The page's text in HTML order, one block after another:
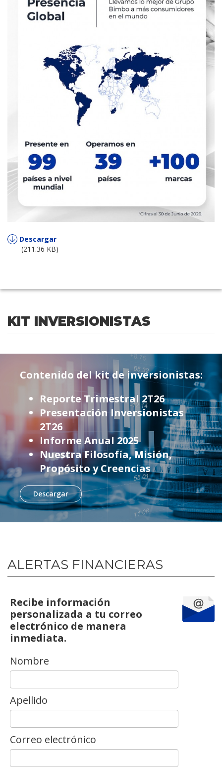
Descargar
(211.36 KB)
KIT INVERSIONISTAS
Contenido del kit de inversionistas:
Reporte Trimestral 2T26
Presentación Inversionistas
2T26
Informe Anual 2025
Nuestra Filosofía, Misión,
Propósito y Creencias
Descargar
ALERTAS FINANCIERAS
Recibe información
personalizada a tu correo
electrónico de manera
inmediata.
Nombre
Apellido
Correo electrónico